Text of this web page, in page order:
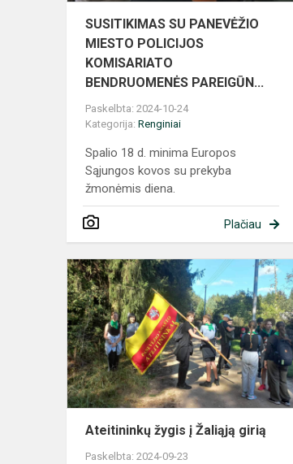
SUSITIKIMAS SU PANEVĖŽIO
MIESTO POLICIJOS
KOMISARIATO
BENDRUOMENĖS PAREIGŪN...
Paskelbta: 2024-10-24
Kategorija: Renginiai
Spalio 18 d. minima Europos
Sąjungos kovos su prekyba
žmonėmis diena.
Plačiau
Ateitininkų žygis į Žaliąją girią
Paskelbta: 2024-09-23